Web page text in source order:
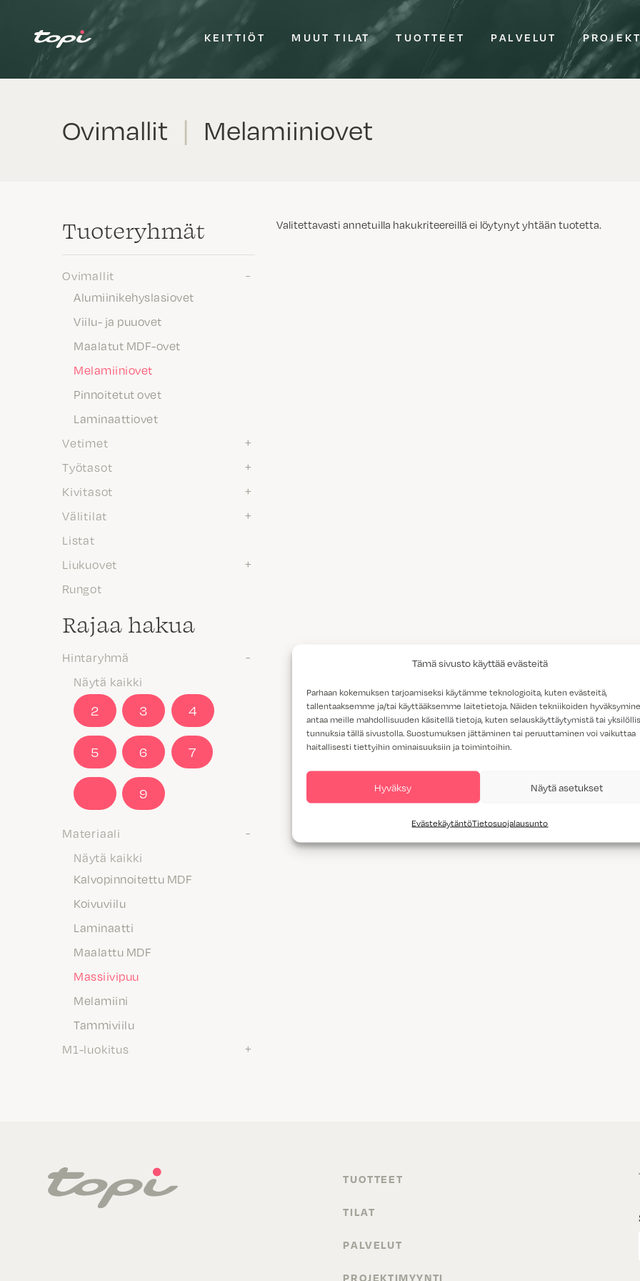
Tämä sivusto käyttää evästeitä
Parhaan kokemuksen tarjoamiseksi käytämme teknologioita, kuten evästeitä,
tallentaaksemme ja/tai käyttääksemme laitetietoja. Näiden tekniikoiden
antaa meille mahdollisuuden käsitellä tietoja, kuten selauskäyttäytymistä tai
tunnuksia tällä sivustolla. Suostumuksen jättäminen tai peruuttaminen voi vaikuttaa
haitallisesti tiettyihin ominaisuuksiin ja toimintoihin.
Hyväksy Näytä asetukset
EvästekäytäntöTietosuojalausunto
KEITTIÖT MUUT TILAT TUOTTEET PALVELUT
Ovimallit | Melamiiniovet
Tuote­ryhmät
Ovimallit
Alumiinikehyslasiovet
Viilu- ja puuovet
Maalatut MDF-ovet
Melamiiniovet
Pinnoitetut ovet
Laminaattiovet
Vetimet
Työtasot
Kivitasot
Välitilat
Listat
Liukuovet
Rungot
Rajaa hakua
Hintaryhmä
Näytä kaikki
2 3 4
5 6 7
9
Materiaali
Näytä kaikki
Kalvopinnoitettu MDF
Koivuviilu
Laminaatti
Maalattu MDF
Massiivipuu
Melamiini
Tammiviilu
M1-luokitus
Valitettavasti annetuilla hakukriteereillä ei löytynyt yhtään tuotetta.
TUOTTEET
TILAT
PALVELUT
PROJEKTIMYYNTI